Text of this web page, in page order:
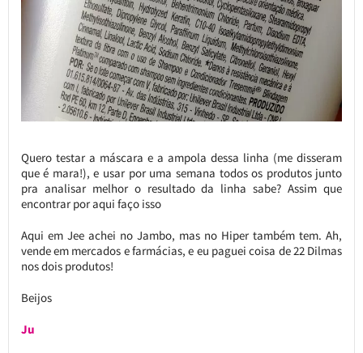
Quero testar a máscara e a ampola dessa linha (me disseram
que é mara!), e usar por uma semana todos os produtos junto
pra analisar melhor o resultado da linha sabe? Assim que
encontrar por aqui faço isso
Aqui em Jee achei no Jambo, mas no Hiper também tem. Ah,
vende em mercados e farmácias, e eu paguei coisa de 22 Dilmas
nos dois produtos!
Beijos
Ju